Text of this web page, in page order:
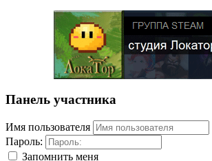
Панель участника
Имя пользователя
Пароль:
Запомнить меня